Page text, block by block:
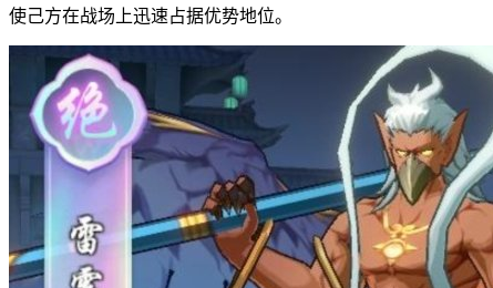
使己方在战场上迅速占据优势地位。